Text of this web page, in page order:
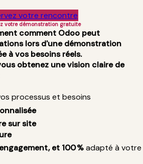
v​​otre r​​encontre
votre démonstration gratuite
comment Odoo peut
lors d'une démonstration
à vos besoins réels.
obtenez une vision claire de
processus et besoins
sur site
engagement, et 100 %adapté à votre